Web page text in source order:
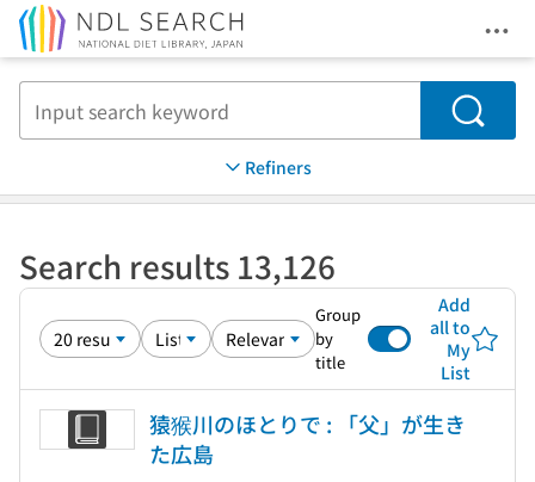
Search
Refiners
Search results 13,126
Group
by
title
Add
all to
My
List
猿猴川のほとりで : 「父」が生き
た広島